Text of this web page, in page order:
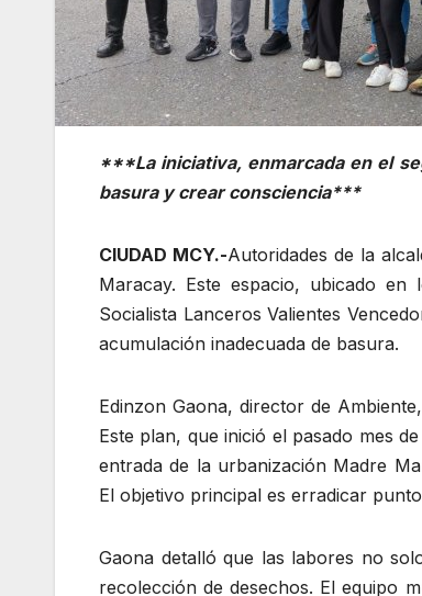
***La iniciativa, enmarcada en el
basura y crear consciencia***
CIUDAD MCY.-Autoridades de la
Maracay. Este espacio, ubicado
Socialista Lanceros Valientes
acumulación inadecuada de basura.
Edinzon Gaona, director de
Este plan, que inició el pasado mes
entrada de la urbanización Madre
El objetivo principal es erradicar
Gaona detalló que las labores no
recolección de desechos. El equipo